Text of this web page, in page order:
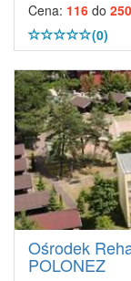
Cena: 116 do
(0)
Ośrodek
POLONEZ